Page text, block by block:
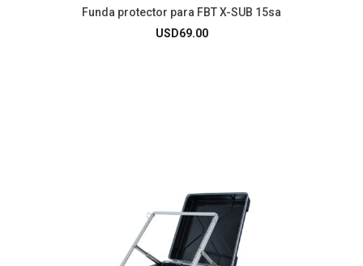
Funda protector para FBT X-SUB 15sa
USD69.00